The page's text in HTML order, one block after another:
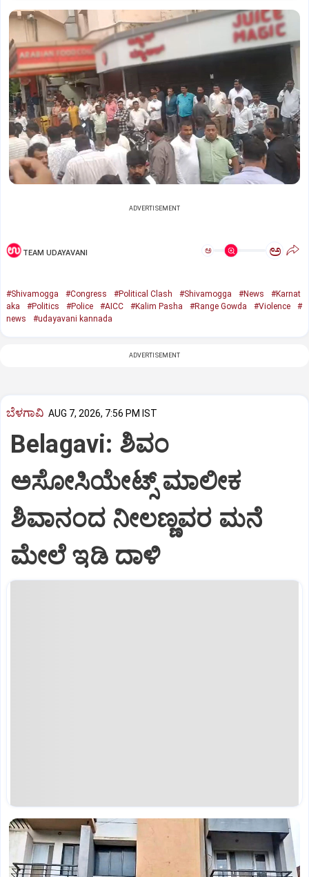
ADVERTISEMENT
TEAM UDAYAVANI ಅ ಅ
#Shivamogga #Congress #Political Clash #Shivamogga #News
#Karnat
aka
#Politics #Police #AICC #Kalim Pasha #Range Gowda #Violence
#
news
#udayavani kannada
ADVERTISEMENT
ಬೆಳಗಾವಿ AUG 7, 2026, 7:56 PM IST
Belagavi: ಶಿವಂ
ಅಸೋಸಿಯೇಟ್ಸ್ ಮಾಲೀಕ
ಶಿವಾನಂದ ನೀಲಣ್ಣವರ ಮನೆ
ಮೇಲೆ ಇಡಿ‌ ದಾಳಿ